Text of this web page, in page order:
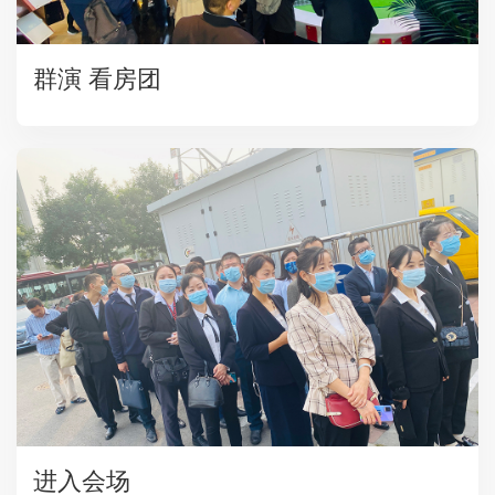
群演 看房团
进入会场